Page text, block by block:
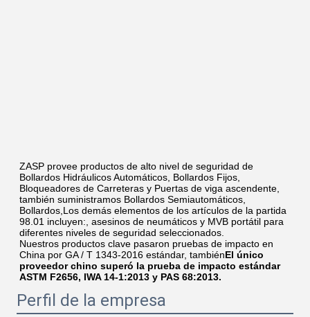
ZASP provee productos de alto nivel de seguridad de
Bollardos Hidráulicos Automáticos, Bollardos Fijos,
Bloqueadores de Carreteras y Puertas de viga ascendente,
también suministramos Bollardos Semiautomáticos,
Bollardos,Los demás elementos de los artículos de la partida
98.01 incluyen:, asesinos de neumáticos y MVB portátil para
diferentes niveles de seguridad seleccionados.
Nuestros productos clave pasaron pruebas de impacto en
China por GA / T 1343-2016 estándar, tambiénEl único
proveedor chino superó la prueba de impacto estándar
ASTM F2656, IWA 14-1:2013 y PAS 68:2013.
Perfil de la empresa